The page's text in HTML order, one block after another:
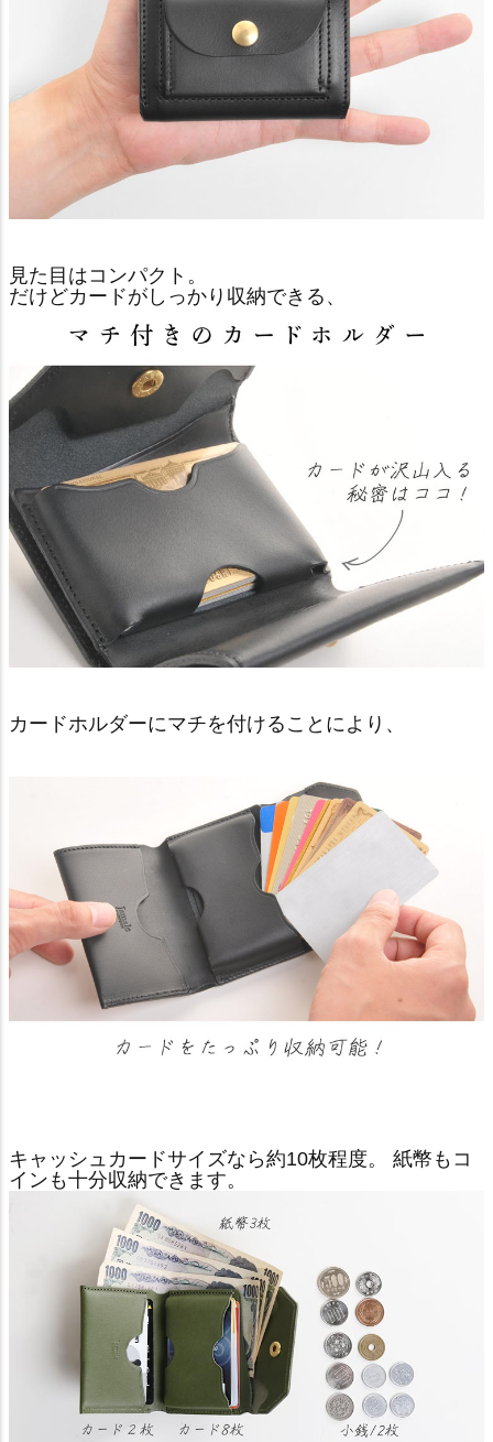
見た目はコンパクト。
だけどカードがしっかり収納できる、
カードホルダーにマチを付けることにより、
キャッシュカードサイズなら約10枚程度。 紙幣もコ
インも十分収納できます。